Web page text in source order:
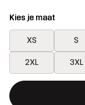
Kies je maat
XS S
2XL 3XL
Deze knop opent
{{size}} niet